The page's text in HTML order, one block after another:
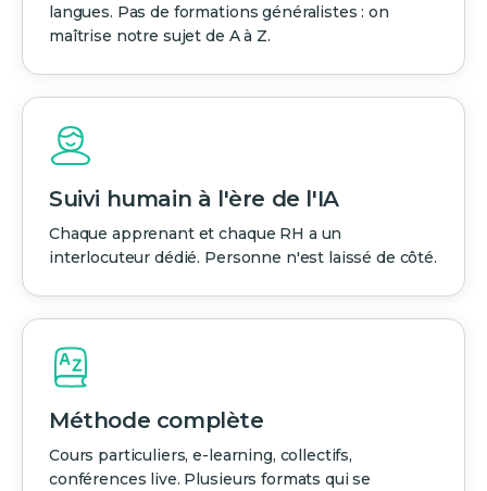
langues. Pas de formations généralistes : on
maîtrise notre sujet de A à Z.
Suivi humain à l'ère de l'IA
Chaque apprenant et chaque RH a un
interlocuteur dédié. Personne n'est laissé de côté.
Méthode complète
Cours particuliers, e-learning, collectifs,
conférences live. Plusieurs formats qui se